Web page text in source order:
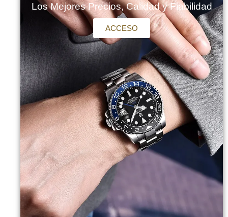
Los Mejores Precios, Calidad y Fiabilidad
ACCESO